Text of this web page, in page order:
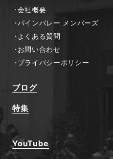
会社概要
パインバレー メンバーズ
よくある質問
お問い合わせ
プライバシーポリシー
ブログ
特集
YouTube